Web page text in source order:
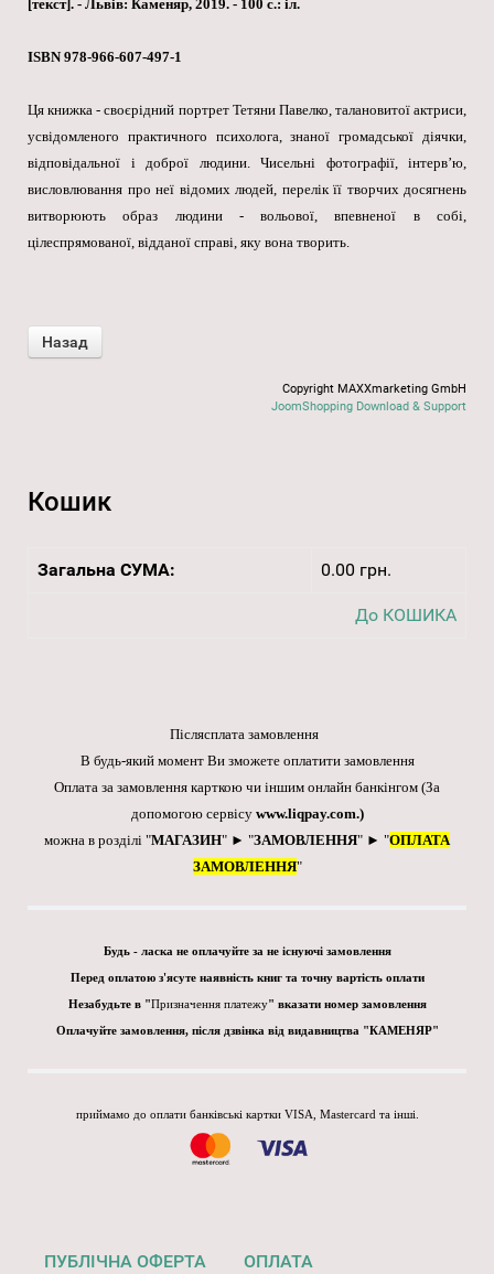
[текст]. - Львів: Каменяр, 2019. - 100 с.: іл.
ISBN 978-966-607-497-1
Ця книжка - своєрідний портрет Тетяни Павелко, талановитої актриси,
усвідомленого практичного психолога, знаної громадської діячки,
відповідальної і доброї людини. Чисельні фотографії, інтерв’ю,
висловлювання про неї відомих людей, перелік її творчих досягнень
витворюють образ людини - вольової, впевненої в собі,
цілеспрямованої, відданої справі, яку вона творить.
Copyright MAXXmarketing GmbH
JoomShopping Download & Support
Кошик
Загальна СУМА: 0.00 грн.
До КОШИКА
Післясплата замовлення
В будь-який момент Ви зможете оплатити замовлення
Оплата за замовлення карткою чи іншим онлайн банкінгом (За
допомогою сервісу www.liqpay.com.)
можна в розділі "МАГАЗИН" ► "ЗАМОВЛЕННЯ" ► "ОПЛАТА
ЗАМОВЛЕННЯ"
Будь - ласка не оплачуйте за не існуючі замовлення
Перед оплатою з'ясуте наявність книг та точну вартість оплати
Незабудьте в "Призначення платежу" вказати номер замовлення
Оплачуйте замовлення, після дзвінка від видавництва "КАМЕНЯР"
приймамо до оплати банківські картки VISA, Mastercard та інші.
ПУБЛІЧНА ОФЕРТА ОПЛАТА